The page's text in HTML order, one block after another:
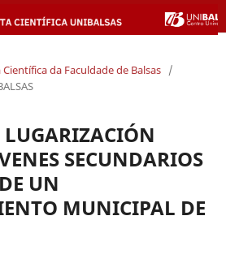
da Faculdade de Balsas /
LUGARIZACIÓN
SECUNDARIOS
UN
MUNICIPAL DE